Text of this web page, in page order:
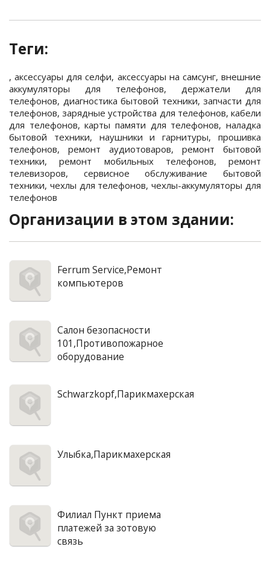
Теги:
,аксессуары для селфи, аксессуары на самсунг,внешние
аккумуляторы для телефонов, держатели для
телефонов, диагностика бытовой техники,запчасти для
телефонов,зарядные устройства для телефонов,кабели
для телефонов,карты памяти для телефонов,наладка
бытовой техники, наушники и гарнитуры,прошивка
телефонов, ремонт аудиотоваров, ремонт бытовой
техники,ремонт мобильных телефонов, ремонт
телевизоров, сервисное обслуживание бытовой
техники, чехлы для телефонов,чехлы-аккумуляторы для
телефонов
Организации в этом здании:
Ferrum Service,Ремонт
компьютеров
Салон безопасности
101,Противопожарное
оборудование
Schwarzkopf,Парикмахерская
Улыбка,Парикмахерская
Филиал Пункт приема
платежей за зотовую
связь